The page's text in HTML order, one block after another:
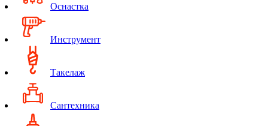
Оснастка
Инструмент
Такелаж
Сантехника